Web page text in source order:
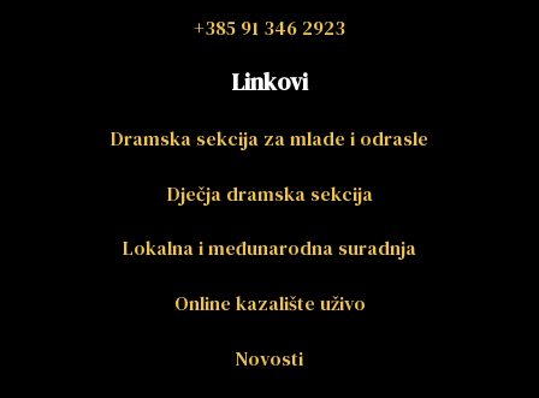
+385 91 346 2923
Linkovi
Dramska sekcija za mlade i odrasle
Dječja dramska sekcija
Lokalna i međunarodna suradnja
Online kazalište uživo
Novosti